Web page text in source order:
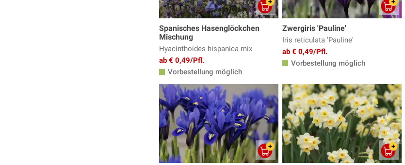
Spanisches Hasenglöckchen
Mischung
Hyacinthoides hispanica mix
ab € 0,49/Pfl.
Vorbestellung möglich
Zwergiris 'Pauline'
Iris reticulata 'Pauline'
ab € 0,49/Pfl.
Vorbestellung möglich